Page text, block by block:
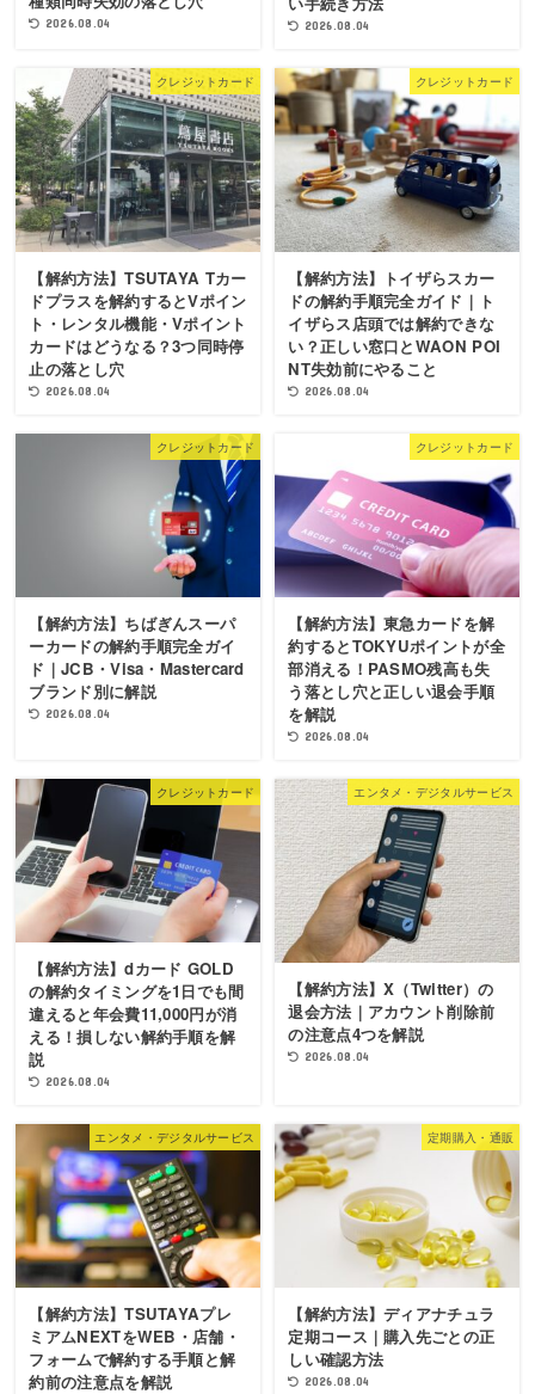
2026.08.04 2026.08.04
クレジットカード
【解約方法】TSUTAYA Tカー
ドプラスを解約するとVポイン
ト・レンタル機能・Vポイント
カードはどうなる？3つ同時停
止の落とし穴
2026.08.04
クレジットカード
【解約方法】トイザらスカー
ドの解約手順完全ガイド｜ト
イザらス店頭では解約できな
い？正しい窓口とWAON POI
NT失効前にやること
2026.08.04
クレジットカード
【解約方法】ちばぎんスーパ
ーカードの解約手順完全ガイ
ド｜JCB・Visa・Mastercard
ブランド別に解説
2026.08.04
クレジットカード
【解約方法】東急カードを解
約するとTOKYUポイントが全
部消える！PASMO残高も失
う落とし穴と正しい退会手順
を解説
2026.08.04
クレジットカード
【解約方法】dカード GOLD
の解約タイミングを1日でも間
違えると年会費11,000円が消
える！損しない解約手順を解
説
2026.08.04
エンタメ・デジタルサービス
【解約方法】X（Twitter）の
退会方法｜アカウント削除前
の注意点4つを解説
2026.08.04
エンタメ・デジタルサービス
【解約方法】TSUTAYAプレ
ミアムNEXTをWEB・店舗・
フォームで解約する手順と解
約前の注意点を解説
定期購入・通販
【解約方法】ディアナチュラ
定期コース｜購入先ごとの正
しい確認方法
2026.08.04